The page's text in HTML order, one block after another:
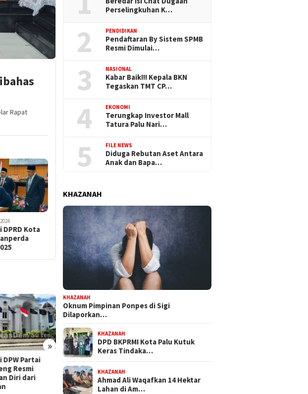
Rapat
Kota
»
Sulteng
Isu
Jadi Sorotan
Dapat Mandat PKB, H Nanang
Persiapkan Diri Hadapi
Pilwalkot Palu 2029
Inisiatif Prioritas dalam
Perselingkuhan K…
2 PENDIDIKAN
Pendaftaran By Sistem SPMB
Resmi Dimulai…
3 NASIONAL
Kabar Baik!!! Kepala BKN
Tegaskan TMT CP…
4 EKONOMI
Terungkap Investor Mall
Tatura Palu Nari…
5 FILE NEWS
Diduga Rebutan Aset Antara
Anak dan Bapa…
KHAZANAH
KHAZANAH
Oknum Pimpinan Ponpes di Sigi
Dilaporkan…
KHAZANAH
DPD BKPRMI Kota Palu Kutuk
Keras Tindaka…
KHAZANAH
Ahmad Ali Waqafkan 14 Hektar
Lahan di Am…